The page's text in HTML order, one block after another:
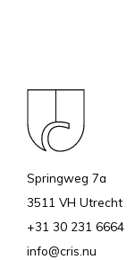
Springweg 7a
3511 VH Utrecht
+31 30 231 6664
info@cris.nu